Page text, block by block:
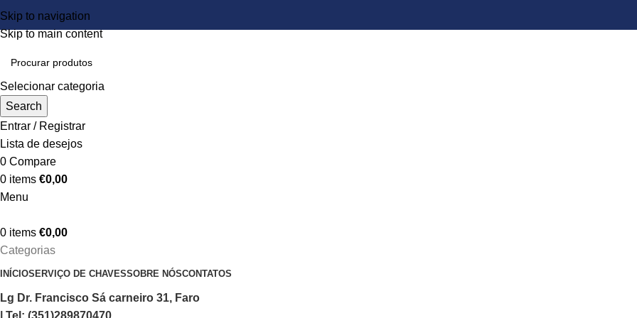
Skip to navigation
Skip to main content
Selecionar categoria
Search
Entrar / Registrar
Lista de desejos
0 Compare
0 items €0,00
Menu
0 items €0,00
Categorias
INÍCIOSERVIÇO DE CHAVESSOBRE NÓSCONTATOS
Lg Dr. Francisco Sá carneiro 31, Faro
| Tel: (351)289870470